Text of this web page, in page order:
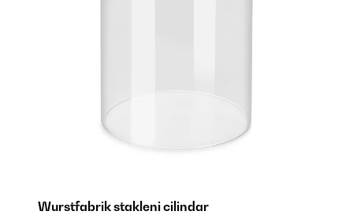
Wurstfabrik stakleni cilindar